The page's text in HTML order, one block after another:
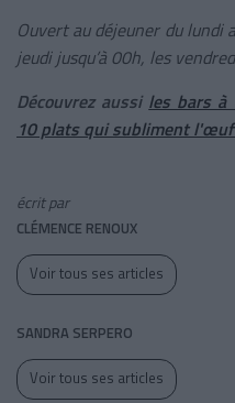
Ouvert au déjeuner du lundi
jeudi jusqu’à 00h, les
Découvrez aussi les bars à
10 plats qui subliment
écrit par
CLÉMENCE RENOUX
Voir tous ses articles
SANDRA SERPERO
Voir tous ses articles